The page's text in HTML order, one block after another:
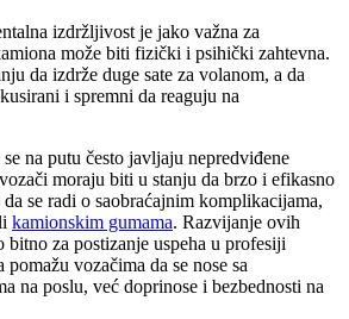
izdržljivost je jako važna za
može biti fizički i psihički zahtevna.
da izdrže duge sate za volanom, a da
i spremni da reaguju na
na putu često javljaju nepredviđene
moraju biti u stanju da brzo i efikasno
se radi o saobraćajnim komplikacijama,
kamionskim gumama. Razvijanje ovih
bitno za postizanje uspeha u profesiji
vozačima da se nose sa
na poslu, već doprinose i bezbednosti na